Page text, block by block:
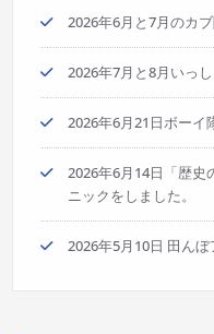
2026年6月と7月のカブ
2026年7月と8月いっ
2026年6月21日ボーイ
2026年6月14日「歴史
ニックをしました。
2026年5月10日 田んぼ